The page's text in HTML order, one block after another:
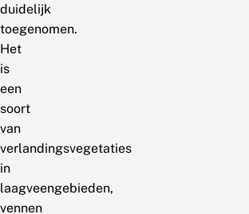
duidelijk
toegenomen.
Het
is
een
soort
van
verlandingsvegetaties
in
laagveengebieden,
vennen